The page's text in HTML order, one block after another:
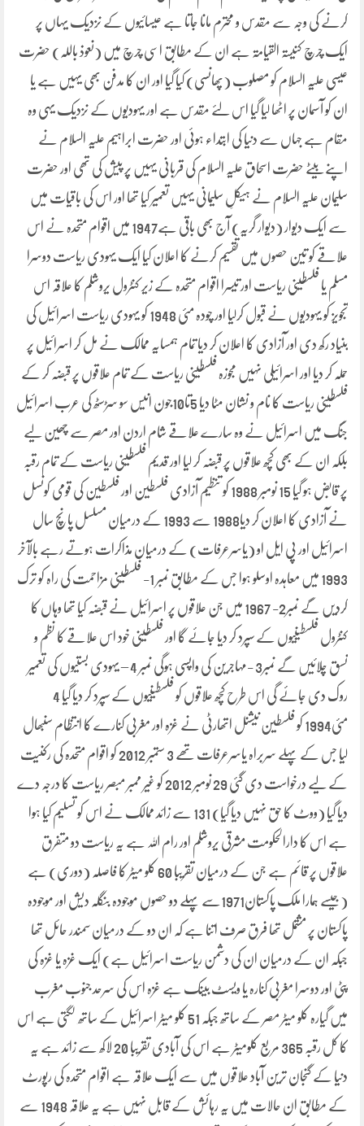
کرنے کی وجہ سے مقدس و محترم مانا جاتا ہے عیسائیوں کے نزدیک یہاں پر
ایک چرچ کنیسۃ القیامۃ ہے ان کے مطابق اسی چرچ میں (نعوذ باللہ) حضرت
عیسی علیہ السلام کو مصلوب (پھانسی) کیا گیا اور ان کا مدفن بھی یہیں ہے یا
ان کو آسمان پر اٹھا لیا گیا اس لئے مقدس ہے اور یہودیوں کے نزدیک یہی وہ
مقام ہے جہاں سے دنیا کی ابتداء ہوئی اور حضرت ابراہیم علیہ السلام نے
اپنے بیٹے حضرت اسحاق علیہ السلام کی قربانی یہیں پر پیش کی تھی اور حضرت
سلیمان علیہ السلام نے ہیکلِ سلیمانی یہیں تعمیر کیا تھا اور اس کی باقیات میں
سے ایک دیوار (دیوار گریہ) آج بھی باقی ہے1947 میں اقوام متحدہ نے اس
علاقے کو تین حصوں میں تقسیم کرنے کا اعلان کیا ایک یہودی ریاست دوسرا
مسلم یا فلسطینی ریاست اور تیسرا اقوام متحدہ کے زیر کنٹرول یروشلم کا علاقہ اس
تجویز کو یہودیوں نے قبول کرلیا اور چودہ مئی 1948 کو یہودی ریاست اسرائیل کی
بنیاد رکھ دی اور آزادی کا اعلان کر دیا تمام ہمسایہ ممالک نے مل کر اسرائیل پر
حملہ کر دیا اور اسرائیلی نہیں مجوزہ فلسطینی ریاست کے تمام علاقوں پر قبضہ کر کے
فلسطینی ریاست کا نام و نشان مٹا دیا 5تا10جون انیس سو سڑسٹھ کی عرب اسرائیل
جنگ میں اسرائیل نے وہ سارے علاقے شام اردن اور مصر سے چھین لیے
بلکہ ان کے بھی کچھ علاقوں پر قبضہ کر لیا اور قدیم فلسطینی ریاست کے تمام رقبہ
پر قابض ہو گیا 15 نومبر 1988 کو تنظیم آزادی فلسطین اور فلسطین کی قومی کونسل
نے آزادی کا اعلان کر دیا1988 سے 1993 کے درمیان مسلسل پانچ سال
اسرائیل اور پی ایل او (یاسرعرفات) کے درمیان مذاکرات ہوتے رہے بالآخر
1993 میں معاہدہ اوسلو ہوا جس کے مطابق نمبر 1- فلسطینی مزاحمت کی راہ کو ترک
کردیں گے نمبر2- 1967 میں جن علاقوں پر اسرائیل نے قبضہ کیا تھا وہاں کا
کنٹرول فلسطینیوں کے سپرد کر دیا جائے گا اور فلسطینی خود اس علاقے کا نظم و
نسق چلائیں گے نمبر3 -مہاجرین کی واپسی ہوگی نمبر 4 – یہودی بستیوں کی تعمیر
روک دی جائے گی اس طرح کچھ علاقوں کو فلسطینیوں کے سپرد کر دیا گیا 4
مئی1994 کو فلسطین نیشنل اتھارٹی نے غزہ اور مغربی کنارے کا انتظام سنبھال
لیا جس کے پہلے سربراہ یاسرعرفات تھے 3 ستمبر 2012 کو اقوام متحدہ کی رکنیت
کے لیے درخواست دی گئی 29 نومبر 2012 کو غیر ممبر مبصر ریاست کا درجہ دے
دیا گیا (ووٹ کا حق نہیں دیا گیا) 131 سے زائد ممالک نے اس کو تسلیم کیا ہوا
ہے اس کا دارالحکومت مشرقی یروشلم اور رام اللہ ہے یہ ریاست دو متفرق
علاقوں پر قائم ہے جن کے درمیان تقریبا 60 کلو میٹر کا فاصلہ (دوری) ہے
(جیسے ہمارا ملک پاکستان1971سے پہلے دو حصوں موجودہ بنگلہ دیش اور موجودہ
پاکستان پر مشتمل تھا فرق صرف اتنا ہے کہ ان دو کے درمیان سمندر حائل تھا
جبکہ ان کے درمیان ان کی دشمن ریاست اسرائیل ہے) ایک غزہ یا غزہ کی
پٹی اور دوسرا مغربی کنارہ یا ویسٹ بینک ہے غزہ اس کی سرحد جنوب مغرب
میں گیارہ کلو میٹر مصر کے ساتھ جبکہ 51 کلو میٹر اسرائیل کے ساتھ لگتی ہے اس
کا کل رقبہ 365 مربع کلومیٹر ہے اس کی آبادی تقریبا 20 لاکھ سے زائد ہے یہ
دنیا کے گنجان ترین آباد علاقوں میں سے ایک علاقہ ہے اقوام متحدہ کی رپورٹ
کے مطابق ان حالات میں یہ رہائش کے قابل نہیں ہے یہ علاقہ 1948 سے